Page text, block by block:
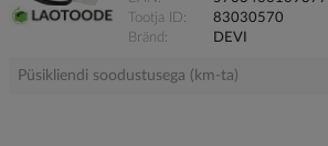
Tootja ID
83030570
Bränd
DEVI
Püsikliendi soodustusega (km-ta)